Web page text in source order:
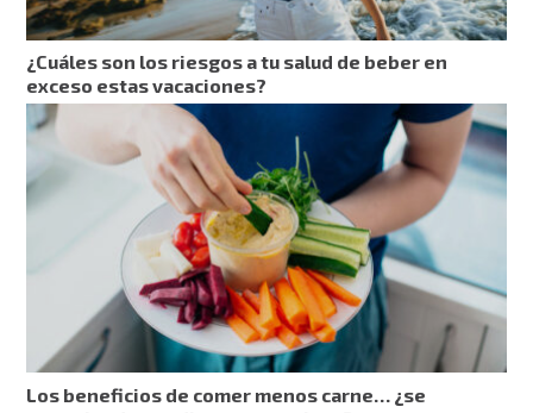
¿Cuáles son los riesgos a tu salud de beber en
exceso estas vacaciones?
Los beneficios de comer menos carne… ¿se